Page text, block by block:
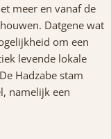
meer en vanaf de
Datgene wat
om een
levende lokale
Hadzabe stam
namelijk een